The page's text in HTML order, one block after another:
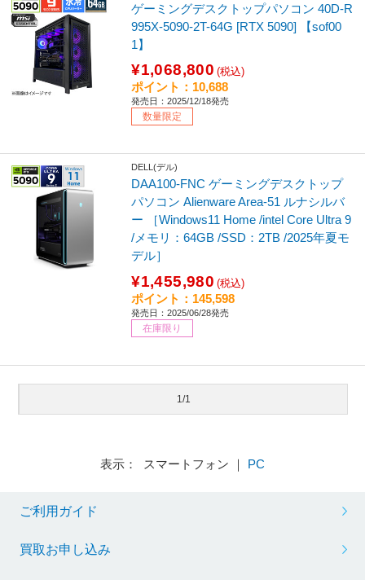
ゲーミングデスクトップパソコン 40D-R
995X-5090-2T-64G [RTX 5090] 【sof00
1】
¥1,068,800 (税込)
ポイント：10,688
発売日：2025/12/18発売
数量限定
DELL(デル)
DAA100-FNC ゲーミングデスクトップ
パソコン Alienware Area-51 ルナシルバ
ー ［Windows11 Home /intel Core Ultra 9
/メモリ：64GB /SSD：2TB /2025年夏モ
デル］
¥1,455,980 (税込)
ポイント：145,598
発売日：2025/06/28発売
在庫限り
1/1
表示： スマートフォン ｜ PC
ご利用ガイド
買取お申し込み